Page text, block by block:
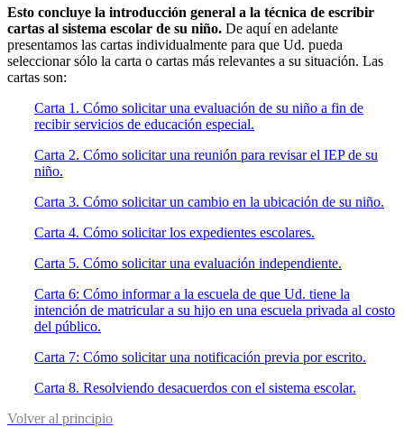
Esto concluye la introducción general a la técnica de escribir
cartas al sistema escolar de su niño. De aquí en adelante
presentamos las cartas individualmente para que Ud. pueda
seleccionar sólo la carta o cartas más relevantes a su situación. Las
cartas son:
Carta 1. Cómo solicitar una evaluación de su niño a fin de
recibir servicios de educación especial.
Carta 2. Cómo solicitar una reunión para revisar el IEP de su
niño.
Carta 3. Cómo solicitar un cambio en la ubicación de su niño.
Carta 4. Cómo solicitar los expedientes escolares.
Carta 5. Cómo solicitar una evaluación independiente.
Carta 6: Cómo informar a la escuela de que Ud. tiene la
intención de matricular a su hijo en una escuela privada al costo
del público.
Carta 7: Cómo solicitar una notificación previa por escrito.
Carta 8. Resolviendo desacuerdos con el sistema escolar.
Volver al principio